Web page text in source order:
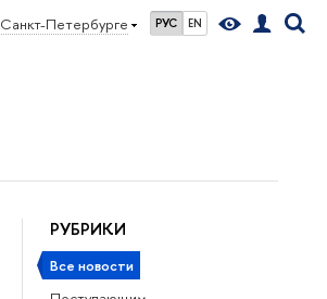
Санкт-Петербурге РУС EN
РУБРИКИ
Все новости